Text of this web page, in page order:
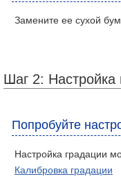
Замените ее сухой
Шаг 2: Настройка
Попробуйте
Настройка градации
Калибровка градации